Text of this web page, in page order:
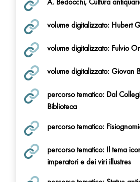
volume digitalizzato: Hubert
volume digitalizzato: Fulvio
volume digitalizzato: Giovan
percorso tematico: Dal
Biblioteca
percorso tematico:
percorso tematico: Il tema
imperatori e dei viri illustres